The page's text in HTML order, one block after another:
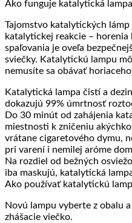
Ako funguje katalytická lampa
Tajomstvo katalytických lámp
katalytickej reakcie – horenia
spaľovania je oveľa
sviečky. Katalytickú lampu
nemusíte sa obávať
Katalytická lampa čistí a
dokazujú 99% úmrtnosť
Do 30 minút od zahájenia
miestnosti k zničeniu
vrátane cigaretového dymu,
pri varení i nemilej aróme
Na rozdiel od bežných
iba maskujú, katalytická
Ako používať katalytickú
Novú lampu vyberte z obalu
zhášacie viečko.